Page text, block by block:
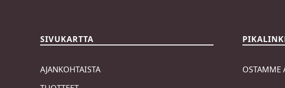
SIVUKARTTA
AJANKOHTAISTA
OSTAMME